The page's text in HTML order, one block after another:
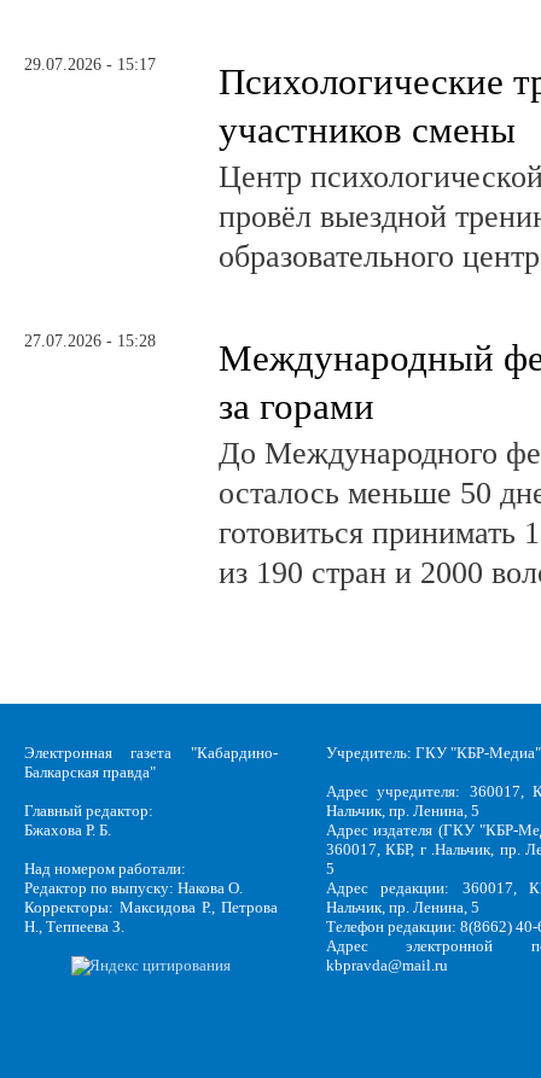
29.07.2026 - 15:17
Психологические
участников смены
Центр
провёл выездной
образовательного
27.07.2026 - 15:28
Международный
за горами
До Международного
осталось меньше 50
готовиться принимать
из 190 стран и 2000
Электронная газета "Кабардино-
Балкарская правда"
Главный редактор:
Бжахова Р. Б.
Над номером работали:
Редактор по выпуску: Накова О.
Корректоры: Максидова Р., Петрова
Н., Теппеева З.
Учредитель: ГКУ "КБР-Медиа"
Адрес учредителя: 360017,
Нальчик, пр. Ленина, 5
Адрес издателя (ГКУ "КБР-
360017, КБР, г .Нальчик, пр.
5
Адрес редакции: 360017,
Нальчик, пр. Ленина, 5
Телефон редакции: 8(8662)
Адрес электронной
kbpravda@mail.ru